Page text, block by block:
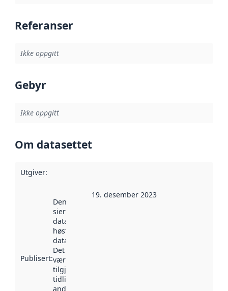
Referanser
Ikke oppgitt
Gebyr
Ikke oppgitt
Om datasettet
Utgiver:
Publisert:
Denne datoen
sier når
datasettet ble
høstet av
data.norge.no.
Det kan ha
vært
tilgjengelig
tidligere
andre steder.
19. desember 2023